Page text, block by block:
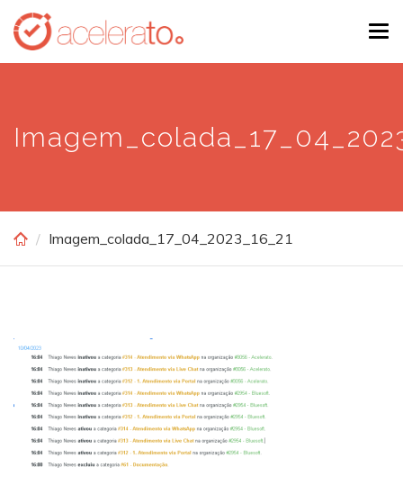
Skip
main
Imagem_colada_17_04_2023_16_21